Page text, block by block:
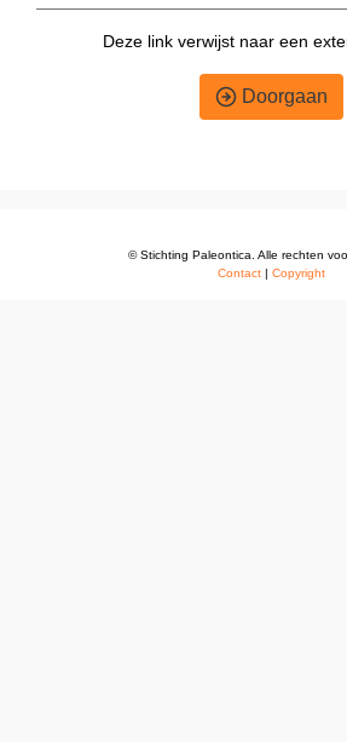
Deze link verwijst naar een
Doorgaan
© Stichting Paleontica. Alle rechten
Contact| Copyright